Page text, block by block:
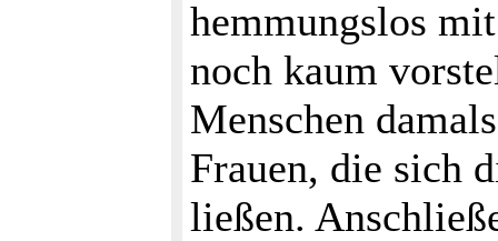
hemmungslos
noch kaum
Menschen
Frauen, die sich
ließen.